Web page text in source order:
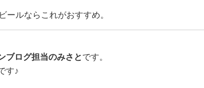
ールならこれがおすすめ。
ブログ担当のみさとです。
す♪